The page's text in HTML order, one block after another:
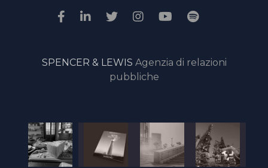
della
giuria
online
SPENCER & LEWIS Agenzia di relazioni
pubbliche